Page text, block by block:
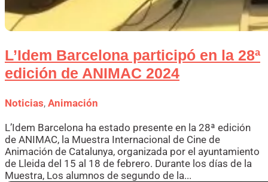
L’Idem Barcelona participó en la 28ª
edición de ANIMAC 2024
Noticias, Animación
L’Idem Barcelona ha estado presente en la 28ª edición
de ANIMAC, la Muestra Internacional de Cine de
Animación de Catalunya, organizada por el ayuntamiento
de Lleida del 15 al 18 de febrero. Durante los días de la
Muestra, Los alumnos de segundo de la...